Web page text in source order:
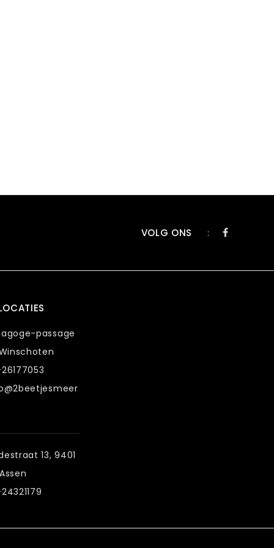
VOLG ONS :
passage
13, 9401